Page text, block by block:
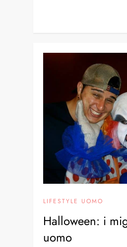
LIFESTYLE UOMO
Halloween: i
uomo